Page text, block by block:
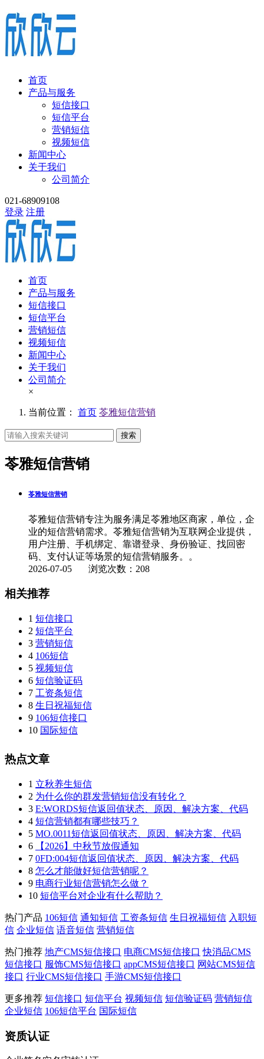
首页
产品与服务
短信接口
短信平台
营销短信
视频短信
新闻中心
关于我们
公司简介
021-68909108
登录 注册
首页
产品与服务
短信接口
短信平台
营销短信
视频短信
新闻中心
关于我们
公司简介
×
当前位置： 首页 苓雅短信营销
搜索
苓雅短信营销
苓雅短信营销
苓雅短信营销专注为服务满足苓雅地区商家，单位，企
业的短信营销需求。苓雅短信营销为互联网企业提供，
用户注册、手机绑定、靠谱登录、身份验证、找回密
码、支付认证等场景的短信营销服务。。
2026-07-05 浏览次数：208
相关推荐
1 短信接口
2 短信平台
3 营销短信
4 106短信
5 视频短信
6 短信验证码
7 工资条短信
8 生日祝福短信
9 106短信接口
10 国际短信
热点文章
1 立秋养生短信
2 为什么你的群发营销短信没有转化？
3 E:WORDS短信返回值状态、原因、解决方案、代码
4 短信营销都有哪些技巧？
5 MO.0011短信返回值状态、原因、解决方案、代码
6
【2026】中秋节放假通知
7 0FD:004短信返回值状态、原因、解决方案、代码
8 怎么才能做好短信营销呢？
9 电商行业短信营销怎么做？
10 短信平台对企业有什么帮助？
热门产品 106短信 通知短信 工资条短信 生日祝福短信 入职短
信 企业短信 语音短信 营销短信
热门推荐 地产CMS短信接口 电商CMS短信接口 快消品CMS
短信接口 服饰CMS短信接口 appCMS短信接口 网站CMS短信
接口 行业CMS短信接口 手游CMS短信接口
更多推荐 短信接口 短信平台 视频短信 短信验证码 营销短信
企业短信 106短信平台 国际短信
资质认证